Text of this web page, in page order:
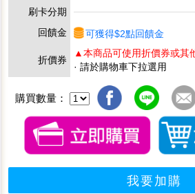
刷卡分期
回饋金
可獲得$2點回饋金
折價券
▲本商品可使用折價券或其
· 請於購物車下拉選用
購買數量：
我要加購